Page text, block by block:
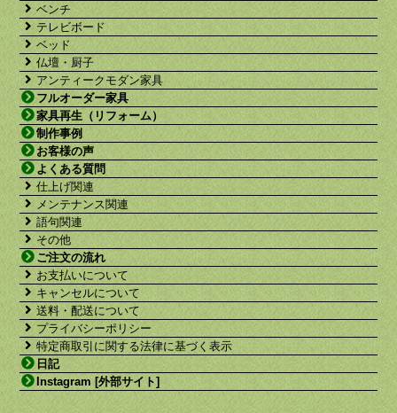
ベンチ
テレビボード
ベッド
仏壇・厨子
アンティークモダン家具
フルオーダー家具
家具再生（リフォーム）
制作事例
お客様の声
よくある質問
仕上げ関連
メンテナンス関連
語句関連
その他
ご注文の流れ
お支払いについて
キャンセルについて
送料・配送について
プライバシーポリシー
特定商取引に関する法律に基づく表示
日記
Instagram [外部サイト]